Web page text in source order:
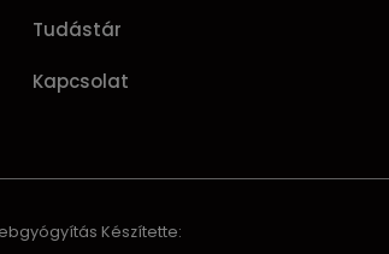
Tudástár
Kapcsolat
Készítette: